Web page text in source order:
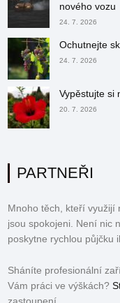
nového vozu
24. 7. 2026
Ochutnejte
24. 7. 2026
Vypěstujte si
20. 7. 2026
PARTNEŘI
Mnoho těch, kteří využijí
jsou spokojeni. Není nic
poskytne rychlou půjčku
Sháníte profesionální
Vám práci ve výškách?
zastoupení,